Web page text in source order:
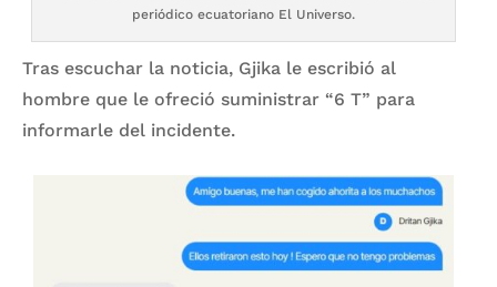
periódico ecuatoriano El Universo.
Tras escuchar la noticia, Gjika le escribió al
hombre que le ofreció suministrar “6 T” para
informarle del incidente.